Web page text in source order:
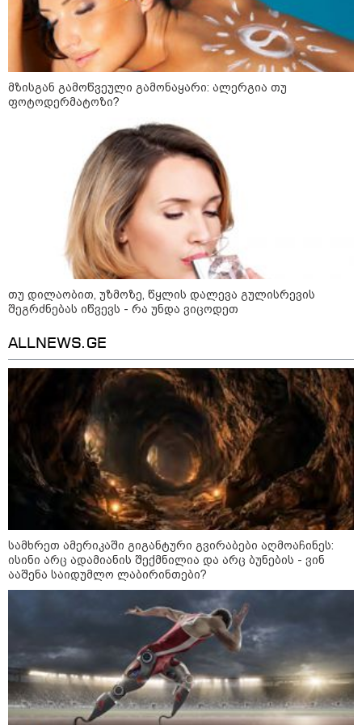
10:52 / 06-08-2026
ვაშინგტონს რაკეტების დეფიციტი აქვს? -
მედიის ცნობით, დონალდ ტრამპი პიტ
ჰეგსეთს დაუპირისპირდა: დეტალები
09:52 / 07-08-2026
Patriot-ის რაკეტების გაგზავნაზე
09:05 / 07-08-2026
მკვლელობა პირდაპირ ეთერში:
ცნობილ "ტიკტოკერს" ლაივის
დროს ესროლეს, ის ადგილზე
გარდაიცვალა - რას ამბობს
მომხდარზე მექსიკის პოლიცია
23:15 / 06-08-2026
“არ მინდა, ბაიდენივით
სცენიდან გადავარდეს“ -
დონალდ ტრამპის სიტყვით
გამოსვლისას დამსწრეები
სახალისო შემთხვევის მოწმენი
გახდნენ
23:45 / 05-08-2026
ტრაგედია შოტლანდიაში - 35
წლის მამას 9 წლის
ქალიშვილის მკვლელობაში
მზისგან გამოწვეული გამონაყარი: ალერგია თუ
ფოტოდერმატოზი?
თუ დილაობით, უზმოზე, წყლის დალევა გულისრევის
შეგრძნებას იწვევს - რა უნდა ვიცოდეთ
ALLNEWS.GE
სამხრეთ ამერიკაში გიგანტური გვირაბები აღმოაჩინეს:
ისინი არც ადამიანის შექმნილია და არც ბუნების - ვინ
ააშენა საიდუმლო ლაბირინთები?